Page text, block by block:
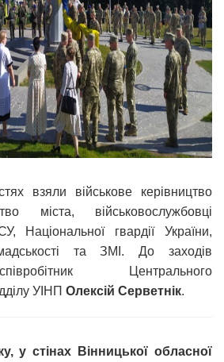
взяли військове керівництво
міста, військовослужбовці
Національної гвардії України,
та ЗМІ. До заходів
Центрального
УІНП Олексій Серветнік.
у стінах Вінницької обласної